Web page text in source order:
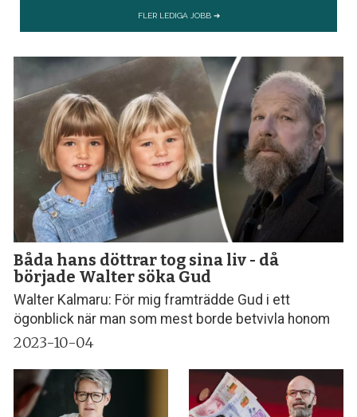
Båda hans döttrar tog sina liv - då
började Walter söka Gud
Walter Kalmaru: För mig framträdde Gud i ett
ögonblick när man som mest borde betvivla honom
2023-10-04